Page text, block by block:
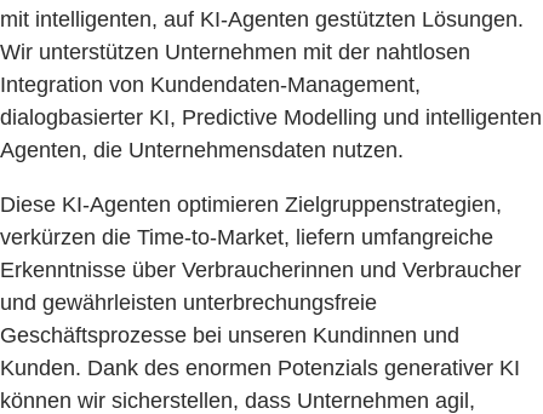
mit intelligenten, auf KI-Agenten gestützten Lösungen.
Wir unterstützen Unternehmen mit der nahtlosen
Integration von Kundendaten-Management,
dialogbasierter KI, Predictive Modelling und intelligenten
Agenten, die Unternehmensdaten nutzen.
Diese KI-Agenten optimieren Zielgruppenstrategien,
verkürzen die Time-to-Market, liefern umfangreiche
Erkenntnisse über Verbraucherinnen und Verbraucher
und gewährleisten unterbrechungsfreie
Geschäftsprozesse bei unseren Kundinnen und
Kunden. Dank des enormen Potenzials generativer KI
können wir sicherstellen, dass Unternehmen agil,